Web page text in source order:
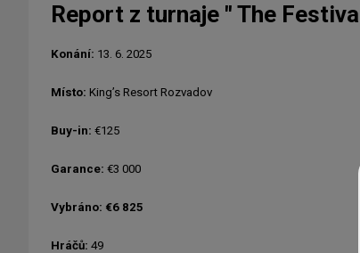
Report z turnaje " The
Konání: 13. 6. 2025
Místo: King’s Resort Rozvadov
Buy-in: €125
Garance: €3 000
Vybráno: €6 825
Hráčů: 49